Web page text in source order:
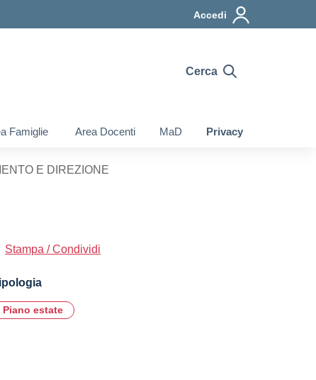
Accedi
Cerca
Famiglie Area Docenti MaD Privacy
E DIREZIONE
Stampa / Condividi
Piano estate